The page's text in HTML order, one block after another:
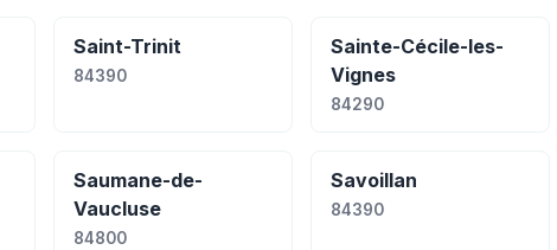
Saint-Trinit
84390
Sainte-Cécile-les-
Vignes
84290
Saumane-de-
Vaucluse
84800
Savoillan
84390